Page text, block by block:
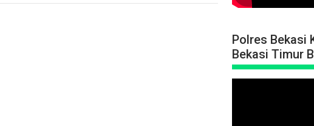
Polres Bekasi
Bekasi Timur